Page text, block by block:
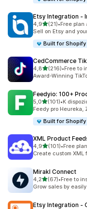
Etsy Integration ‑
4,9z 5 hvězd
(21)
Celkový počet
•Free plan
Sell on Etsy and
Built for Shopify
CedCommerce
4,8z 5 hvězd
(216)
Celkový počet
•Free to
Award-Winning
Feedyio: 100+
5,0z 5 hvězd
(101)
Celkový počet
•K
Feedy pro Heureka,
Built for Shopify
XML Product
4,9z 5 hvězd
(101)
Celkový počet
•Free
Create custom XML
Mirakl Connect
4,2z 5 hvězd
(67)
Celkový počet
•Free to
Grow sales by
Etsy Integration ‑